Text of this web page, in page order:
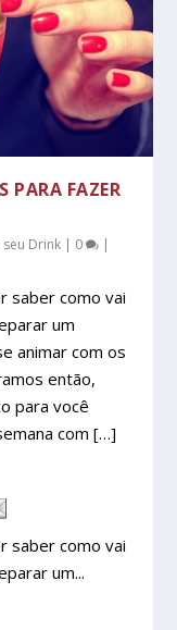
PARA FAZER
seu Drink | 0 |
saber como vai
um
animar com os
então,
para você
com […]
saber como vai
um...